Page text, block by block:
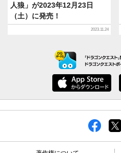
人狼」が2023年12月23日
（土）に発売！
2023.11.24